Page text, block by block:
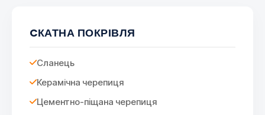
CКАТНА ПОКРІВЛЯ
Сланець
Керамічна черепиця
Цементно-піщана черепиця